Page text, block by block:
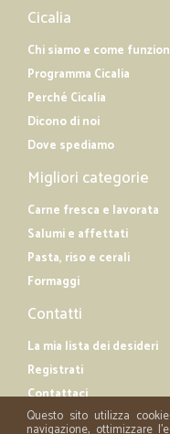
Cicalia
Chi siamo e come
Programma Cicalia
Perché Cicalia
Dicono di noi
Dove spediamo
Migliori categorie
Carne fresca e lavorata
Salumi e affettati
Pasta, riso e cerali
Formaggi
Contatti
La mia lista dei desideri
Registrati
Contattaci
Questo sito utilizza
navigazione, ottimizzare